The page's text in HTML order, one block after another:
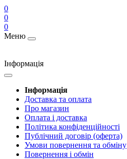
0
0
0
Меню
Інформація
Інформація
Доставка та оплата
Про магазин
Оплата і доставка
Політика конфіденційності
Публічний договір (оферта)
Умови повернення та обміну
Повернення і обмін